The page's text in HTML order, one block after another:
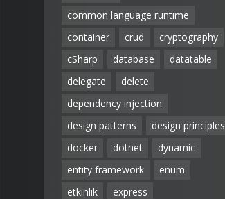
common language runtime
container
crud
cryptography
cSharp
database
datatable
delegate
delete
dependency injection
design patterns
design principles
docker
dotnet
dynamic
entity framework
enum
etkinlik
express